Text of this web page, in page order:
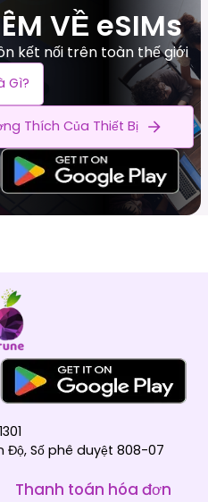
VỀ eSIMs
kết nối trên toàn thế giới
Gì?
Thích Của Thiết Bị
Độ, Số phê duyệt 808-07
Thanh toán hóa đơn